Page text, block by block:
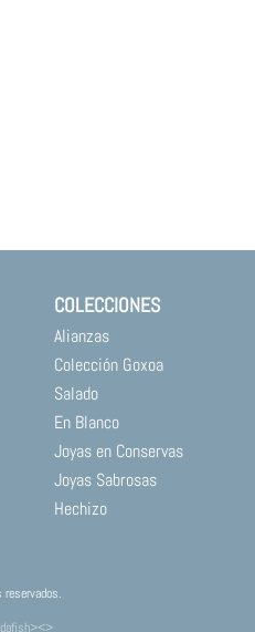
COLECCIONES
Alianzas
Colección Goxoa
Salado
En Blanco
Joyas en Conservas
Joyas Sabrosas
Hechizo